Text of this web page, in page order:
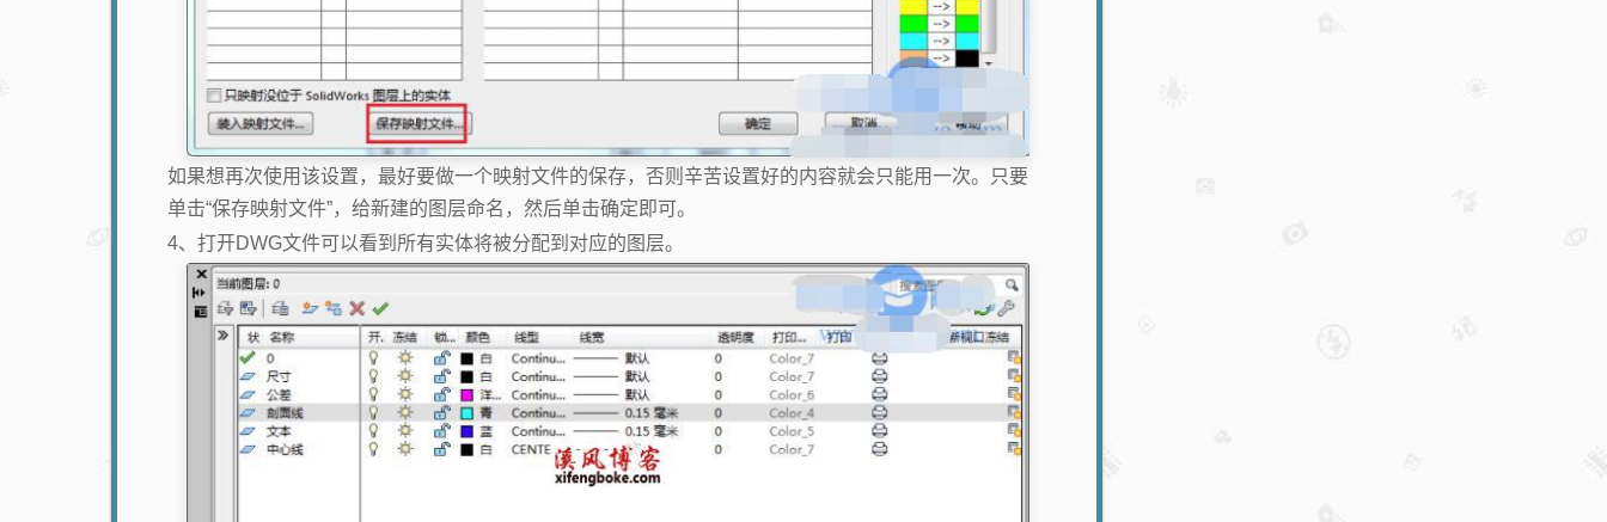
如果想再次使用该设置，最好要做一个映射文件的保存，否则辛苦设置好的内容就会只能用一次。只要
单击“保存映射文件”，给新建的图层命名，然后单击确定即可。
4、打开DWG文件可以看到所有实体将被分配到对应的图层。